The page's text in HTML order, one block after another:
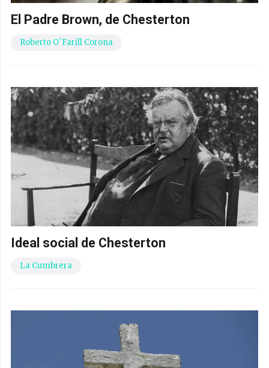
El Padre Brown, de Chesterton
Roberto O´Farill Corona
Ideal social de Chesterton
La Cumbrera